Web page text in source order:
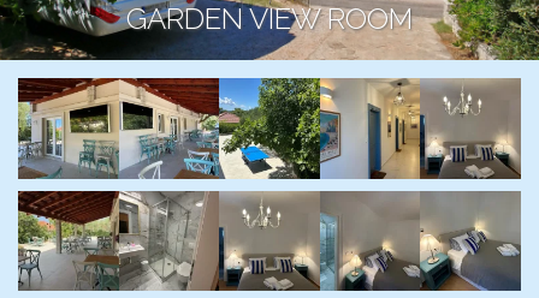
GARDEN VIEW ROOM